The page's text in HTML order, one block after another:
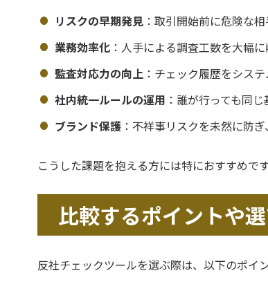
リスクの早期発見 ：取引開始前に危険な相
業務効率化 ：人手による調査工数を大幅に
監査対応力の向上 ：チェック履歴をシス
社内統一ルールの運用 ：誰が行っても同
ブランド保護 ：不祥事リスクを未然に防
こうした課題を抱える方には特におすすめです
比較するポイントや
反社チェックツールを選ぶ際は、以下のポイ